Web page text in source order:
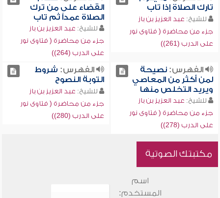
تارك الصلاة إذا تاب
للشيخ: عبد العزيز بن باز
جزء من محاضرة ( فتاوى نور
على الدرب (261))
القضاء على من ترك
الصلاة عمداً ثم تاب
للشيخ: عبد العزيز بن باز
جزء من محاضرة ( فتاوى نور
على الدرب (264))
الفهرس:نصيحة
لمن أكثر من المعاصي
ويريد التخلص منها
للشيخ: عبد العزيز بن باز
جزء من محاضرة ( فتاوى نور
على الدرب (278))
الفهرس: شروط
التوبة النصوح
للشيخ: عبد العزيز بن باز
جزء من محاضرة ( فتاوى نور
على الدرب (280))
مكتبتك الصوتية
اسم
المستخدم: